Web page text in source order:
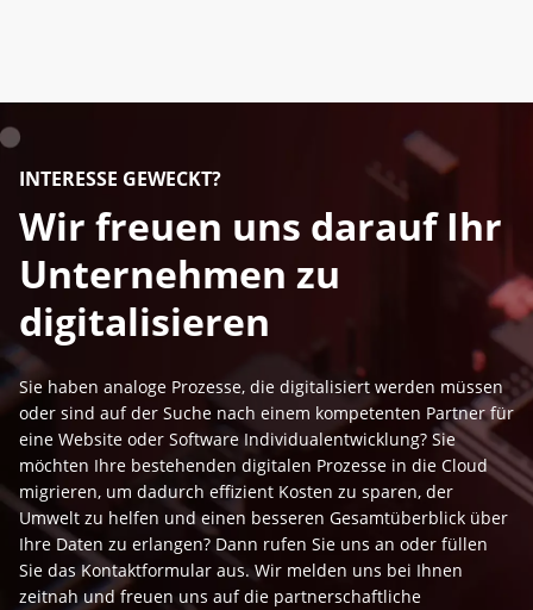
INTERESSE GEWECKT?
Wir freuen uns darauf Ihr
Unternehmen zu
digitalisieren
Sie haben analoge Prozesse, die digitalisiert werden müssen
oder sind auf der Suche nach einem kompetenten Partner für
eine Website oder Software Individualentwicklung? Sie
möchten Ihre bestehenden digitalen Prozesse in die Cloud
migrieren, um dadurch effizient Kosten zu sparen, der
Umwelt zu helfen und einen besseren Gesamtüberblick über
Ihre Daten zu erlangen? Dann rufen Sie uns an oder füllen
Sie das Kontaktformular aus. Wir melden uns bei Ihnen
zeitnah und freuen uns auf die partnerschaftliche